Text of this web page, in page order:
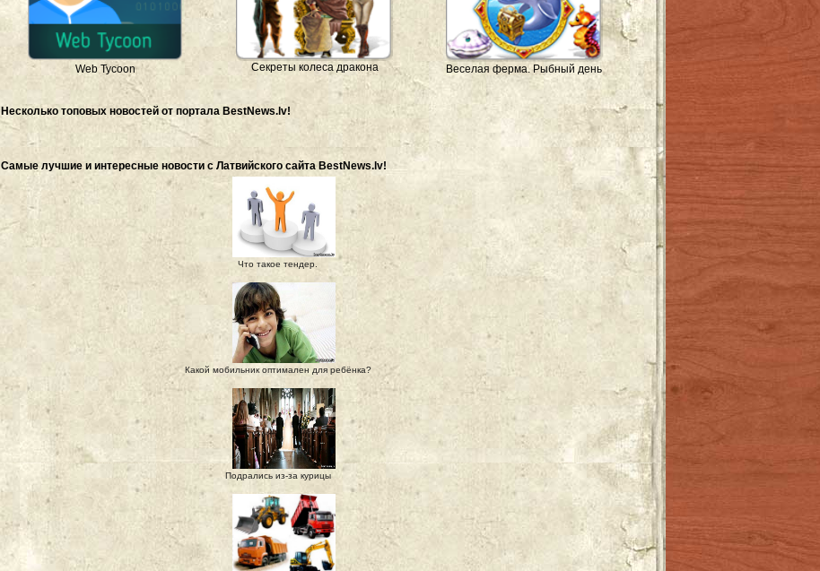
Web Tycoon Секреты колеса дракона Веселая ферма. Рыбный день
Несколько топовых новостей от портала BestNews.lv!
Самые лучшие и интересные новости с Латвийского сайта BestNews.lv!
Что такое тендер.
Какой мобильник оптимален для ребёнка?
Подрались из-за курицы